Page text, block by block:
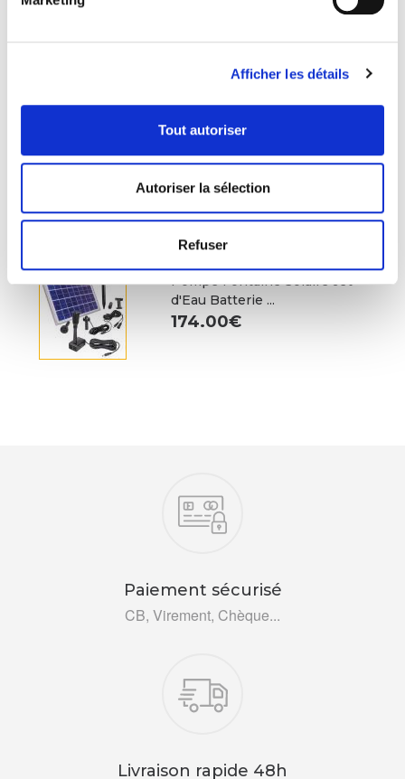
Afficher les détails
Tout autoriser
Autoriser la sélection
Refuser
Fontaine Solaire Cascade Pierre
Batterie ...
Projecteur Solaire Led Puissant
ZS-15 ...
Pompe Fontaine Solaire Jet
d'Eau Batterie ...
174.00€
Paiement sécurisé
CB, Virement, Chèque...
Livraison rapide 48h